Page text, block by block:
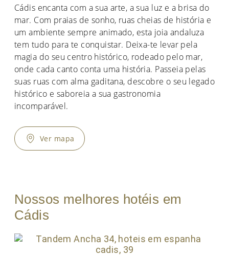
Cádis encanta com a sua arte, a sua luz e a brisa do
mar. Com praias de sonho, ruas cheias de história e
um ambiente sempre animado, esta joia andaluza
tem tudo para te conquistar. Deixa-te levar pela
magia do seu centro histórico, rodeado pelo mar,
onde cada canto conta uma história. Passeia pelas
suas ruas com alma gaditana, descobre o seu legado
histórico e saboreia a sua gastronomia
incomparável.
Ver mapa
Nossos melhores hotéis em
Cádis